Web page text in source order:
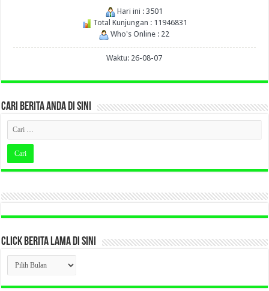
Hari ini : 3501
Total Kunjungan : 11946831
Who's Online : 22
Waktu: 26-08-07
CARI BERITA ANDA DI SINI
CLICK BERITA LAMA DI SINI
CLICK
BERITA
LAMA
DI